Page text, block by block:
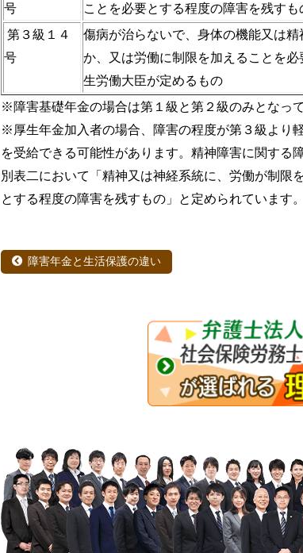
号
ことを必要とする程度の障害を残すも
第３級１４
号
傷病が治らないで、身体の機能又は
か、又は労働に制限を加えることを
生労働大臣が定めるもの
※障害基礎年金の場合は第１級と第２級のみとなって
※厚生年金加入者の場合、障害の程度が第３級より
を受給できる可能性があります。精神障害に関する
別表二において「精神又は神経系統に、労働が制限
とする程度の障害を残すもの」と定められています。
障害年金と生活保護の違い